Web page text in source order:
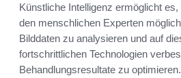
Künstliche Intelligenz ermöglicht
den menschlichen Experten
Bilddaten zu analysieren und auf
fortschrittlichen Technologien
Behandlungsresultate zu